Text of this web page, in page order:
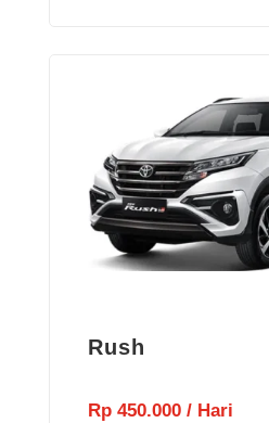
Rush
Rp 450.000 / Hari